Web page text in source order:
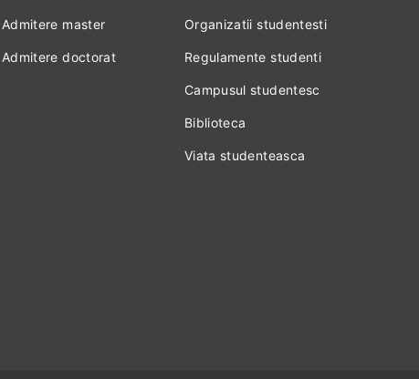
Admitere master
Admitere doctorat
Organizatii studentesti
Regulamente studenti
Campusul studentesc
Biblioteca
Viata studenteasca